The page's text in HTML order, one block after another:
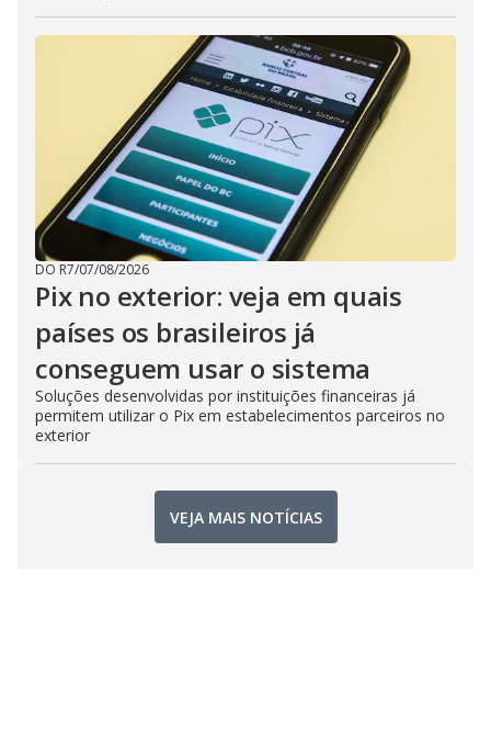
DO R7/07/08/2026
Pix no exterior: veja em quais
países os brasileiros já
conseguem usar o sistema
Soluções desenvolvidas por instituições financeiras já
permitem utilizar o Pix em estabelecimentos parceiros no
exterior
VEJA MAIS NOTÍCIAS